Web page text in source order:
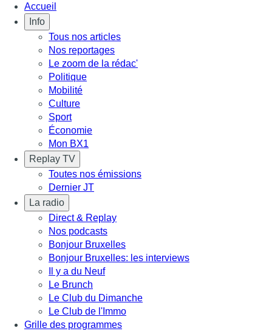
Accueil
Info
Tous nos articles
Nos reportages
Le zoom de la rédac'
Politique
Mobilité
Culture
Sport
Économie
Mon BX1
Replay TV
Toutes nos émissions
Dernier JT
La radio
Direct & Replay
Nos podcasts
Bonjour Bruxelles
Bonjour Bruxelles: les interviews
Il y a du Neuf
Le Brunch
Le Club du Dimanche
Le Club de l'Immo
Grille des programmes